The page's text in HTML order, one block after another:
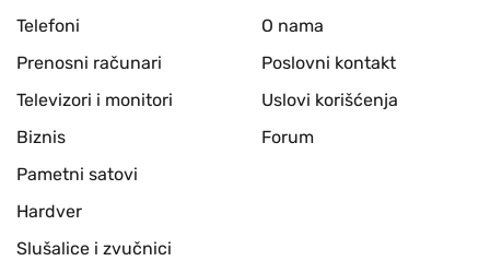
Telefoni
Prenosni računari
Televizori i monitori
Biznis
Pametni satovi
Hardver
Slušalice i zvučnici
O nama
Poslovni kontakt
Uslovi korišćenja
Forum